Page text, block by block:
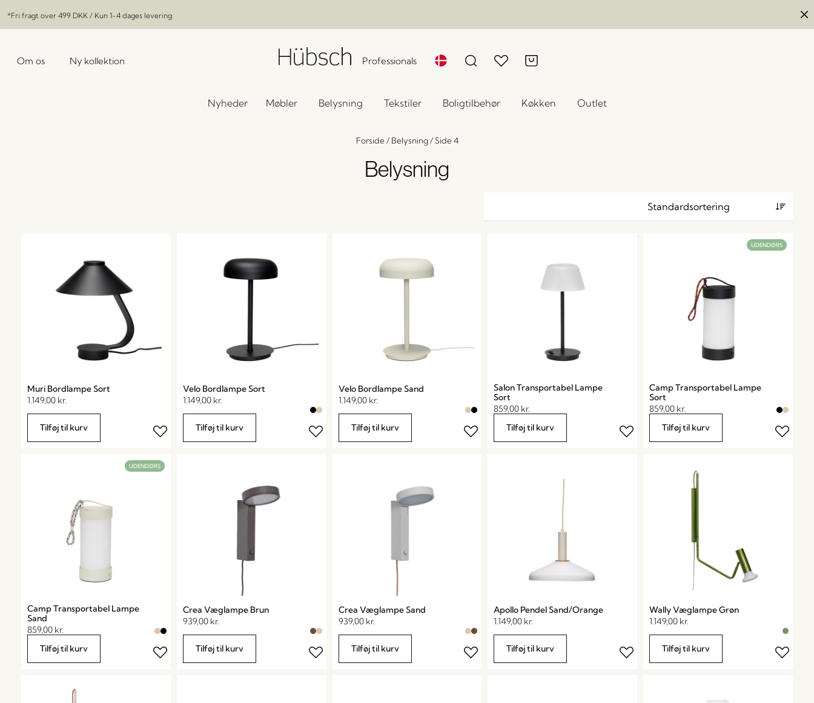
*Fri fragt over 499 DKK / Kun 1-4 dages levering
Om os Ny kollektion Professionals
Nyheder Møbler Belysning Tekstiler Boligtilbehør Køkken Outlet
Forside/ Belysning/ Side 4
Belysning
Muri Bordlampe Sort
1.149,00 kr.
Tilføj til kurv
Velo Bordlampe Sort
1.149,00 kr.
Tilføj til kurv
Velo Bordlampe Sand
1.149,00 kr.
Tilføj til kurv
Salon Transportabel Lampe
Sort
859,00 kr.
Tilføj til kurv
UDENDØRS
Camp Transportabel Lampe
Sort
859,00 kr.
Tilføj til kurv
UDENDØRS
Camp Transportabel Lampe
Sand
859,00 kr.
Tilføj til kurv
Crea Væglampe Brun
939,00 kr.
Tilføj til kurv
Crea Væglampe Sand
939,00 kr.
Tilføj til kurv
Apollo Pendel Sand/Orange
1.149,00 kr.
Tilføj til kurv
Wally Væglampe Grøn
1.149,00 kr.
Tilføj til kurv